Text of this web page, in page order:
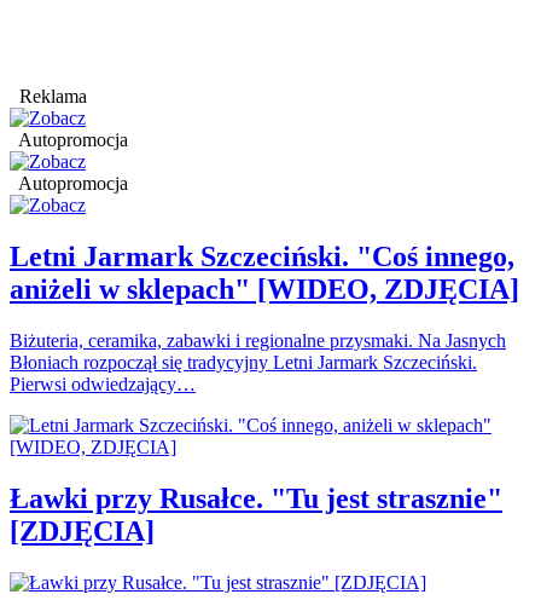
Reklama
Autopromocja
Autopromocja
Letni Jarmark Szczeciński. "Coś innego,
aniżeli w sklepach" [WIDEO, ZDJĘCIA]
Biżuteria, ceramika, zabawki i regionalne przysmaki. Na Jasnych
Błoniach rozpoczął się tradycyjny Letni Jarmark Szczeciński.
Pierwsi odwiedzający…
Ławki przy Rusałce. "Tu jest strasznie"
[ZDJĘCIA]